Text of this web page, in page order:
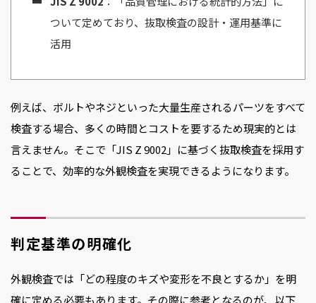
ついて定めており、抜取検査の設計・運用基準に
活用
例えば、ボルトやネジといった大量生産されるパーツをすべて
検査する場合、多くの時間とコストを要するため現実的とは
言えません。そこで「JIS Z 9002」に基づく抜取検査を採用す
ることで、効率的な外観検査を実現できるようになります。
判定基準の明確化
外観検査では「どの程度のキズや変形を不良とするか」を明